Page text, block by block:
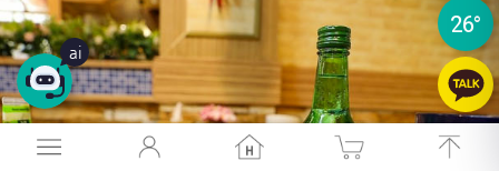
26°
ai